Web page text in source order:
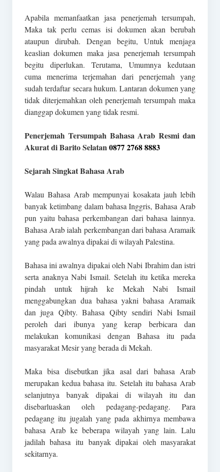
Apabila memanfaatkan jasa penerjemah tersumpah,
Maka tak perlu cemas isi dokumen akan berubah
ataupun dirubah. Dengan begitu, Untuk menjaga
keaslian dokumen maka jasa penerjemah tersumpah
begitu diperlukan. Terutama, Umumnya kedutaan
cuma menerima terjemahan dari penerjemah yang
sudah terdaftar secara hukum. Lantaran dokumen yang
tidak diterjemahkan oleh penerjemah tersumpah maka
dianggap dokumen yang tidak resmi.
Penerjemah Tersumpah Bahasa Arab Resmi dan
Akurat di Barito Selatan0877 2768 8883
Sejarah Singkat Bahasa Arab
Walau Bahasa Arab mempunyai kosakata jauh lebih
banyak ketimbang dalam bahasa Inggris, Bahasa Arab
pun yaitu bahasa perkembangan dari bahasa lainnya.
Bahasa Arab ialah perkembangan dari bahasa Aramaik
yang pada awalnya dipakai di wilayah Palestina.
Bahasa ini awalnya dipakai oleh Nabi Ibrahim dan istri
serta anaknya Nabi Ismail. Setelah itu ketika mereka
pindah untuk hijrah ke Mekah Nabi Ismail
menggabungkan dua bahasa yakni bahasa Aramaik
dan juga Qibty. Bahasa Qibty sendiri Nabi Ismail
peroleh dari ibunya yang kerap berbicara dan
melakukan komunikasi dengan Bahasa itu pada
masyarakat Mesir yang berada di Mekah.
Maka bisa disebutkan jika asal dari bahasa Arab
merupakan kedua bahasa itu. Setelah itu bahasa Arab
selanjutnya banyak dipakai di wilayah itu dan
disebarluaskan oleh pedagang-pedagang. Para
pedagang itu jugalah yang pada akhirnya membawa
bahasa Arab ke beberapa wilayah yang lain. Lalu
jadilah bahasa itu banyak dipakai oleh masyarakat
sekitarnya.